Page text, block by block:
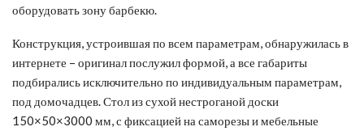
оборудовать зону барбекю.
Конструкция, устроившая по всем параметрам, обнаружилась в
интернете – оригинал послужил формой, а все габариты
подбирались исключительно по индивидуальным параметрам,
под домочадцев. Стол из сухой нестроганой доски
150×50×3000 мм, с фиксацией на саморезы и мебельные